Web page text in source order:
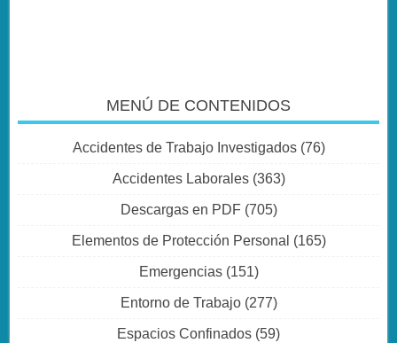
MENÚ DE CONTENIDOS
Accidentes de Trabajo Investigados(76)
Accidentes Laborales(363)
Descargas en PDF(705)
Elementos de Protección Personal (165)
Emergencias(151)
Entorno de Trabajo(277)
Espacios Confinados (59)